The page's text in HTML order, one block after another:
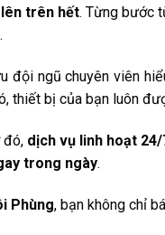
lên trên hết. Từng bước
.
đội ngũ chuyên viên
thiết bị của bạn luôn
đó, dịch vụ linh hoạt
trong ngày.
Phùng, bạn không chỉ